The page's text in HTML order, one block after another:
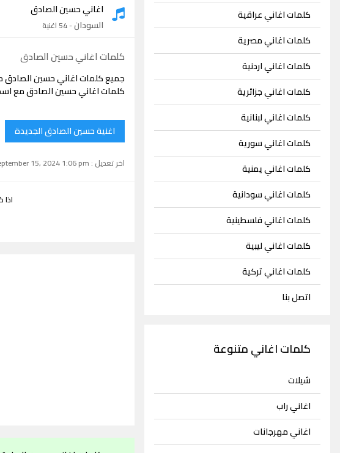
كلمات اغاني عراقية
كلمات اغاني مصرية
كلمات اغاني اردنية
كلمات اغاني جزائرية
كلمات اغاني لبنانية
كلمات اغاني سورية
كلمات اغاني يمنية
كلمات اغاني سودانية
كلمات اغاني فلسطينية
كلمات اغاني ليبية
كلمات اغاني تركية
اتصل بنا
كلمات اغاني متنوعة
شيلات
اغاني راب
اغاني مهرجانات
اغاني حسين الصادق
السودان- 54 اغنية
كلمات اغاني حسين الصادق
جميع كلمات اغاني حسين
كلمات اغاني حسين الصادق مع
اغنية حسين الصادق الجديدة
اخر تعديل : September 15, 2024 1:06 pm